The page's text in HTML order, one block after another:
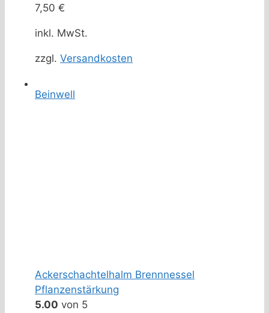
7,50 €
inkl. MwSt.
zzgl. Versandkosten
Beinwell
Ackerschachtelhalm Brennnessel
Pflanzenstärkung
5.00 von 5